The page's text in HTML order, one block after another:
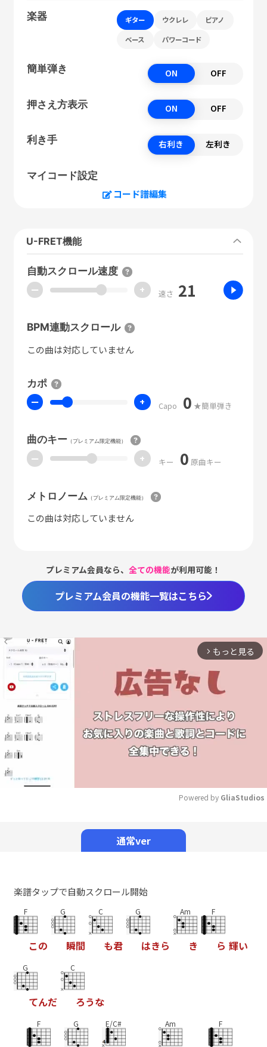
楽器 ギター ウクレレ ピアノ
ベース パワーコード
簡単弾き ON OFF
押さえ方表示 ON OFF
利き手 右利き 左利き
マイコード設定
コード譜編集
U-FRET機能
自動スクロール速度
ー + 速さ 21
BPM連動スクロール
この曲は対応していません
カポ
ー + Capo 0 ★簡単弾き
曲のキー（プレミアム限定機能）
ー + キー 0 原曲キー
メトロノーム （プレミアム限定機能）
この曲は対応していません
プレミアム会員なら、全ての機能が利用可能！
プレミアム会員の機能一覧はこちら
arrow_forward_ios もっと見る
Powered by GliaStudios
通常ver
楽譜タップで自動スクロール開始
F
この
G
瞬間
C
も君
G
はきら
Am
き
F
ら 輝い
G
てんだ
C
ろうな
F G E/C# Am F